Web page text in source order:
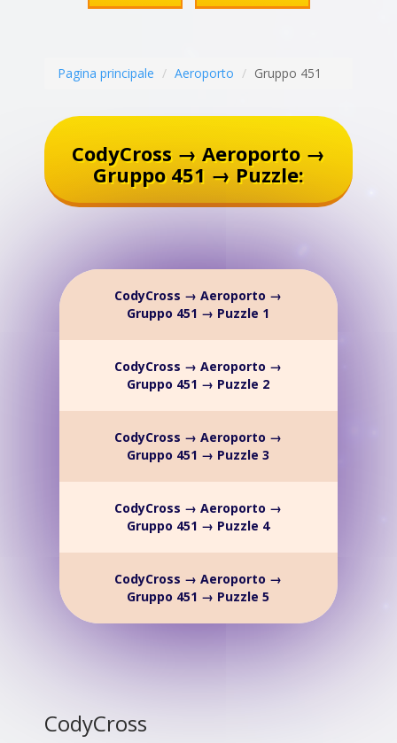
Pagina principale Aeroporto Gruppo 451
CodyCross → Aeroporto →
Gruppo 451 → Puzzle:
CodyCross → Aeroporto →
Gruppo 451 → Puzzle 1
CodyCross → Aeroporto →
Gruppo 451 → Puzzle 2
CodyCross → Aeroporto →
Gruppo 451 → Puzzle 3
CodyCross → Aeroporto →
Gruppo 451 → Puzzle 4
CodyCross → Aeroporto →
Gruppo 451 → Puzzle 5
CodyCross